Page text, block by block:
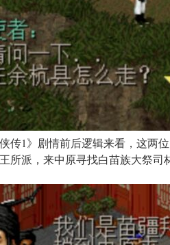
传1》剧情前后逻辑来看，这两
所派，来中原寻找白苗族大祭